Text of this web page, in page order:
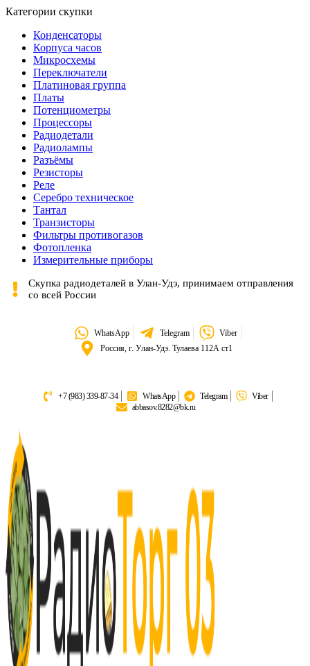
Категории скупки
Конденсаторы
Корпуса часов
Микросхемы
Переключатели
Платиновая группа
Платы
Потенциометры
Процессоры
Радиодетали
Радиолампы
Разъёмы
Резисторы
Реле
Серебро техническое
Тантал
Транзисторы
Фильтры противогазов
Фотопленка
Измерительные приборы
Скупка радиодеталей в Улан-Удэ, принимаем отправления
со всей России
WhatsApp Telegram
Viber
Россия, г. Улан-Удэ. Тулаева 112А ст1
+7 (983) 339-87-34 WhatsApp Telegram
Viber
abbasov.8282@bk.ru